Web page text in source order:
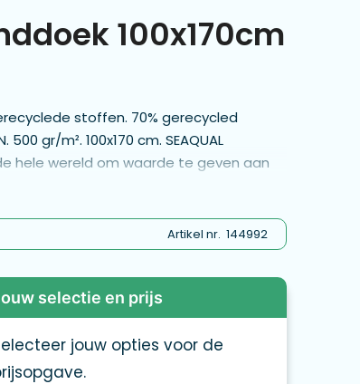
100x170cm
stoffen. 70% gerecycled
gr/m². 100x170 cm. SEAQUAL
hele wereld om waarde te geven aan
in de EU.
Artikel nr. 144992
selectie en prijs
jouw opties voor de